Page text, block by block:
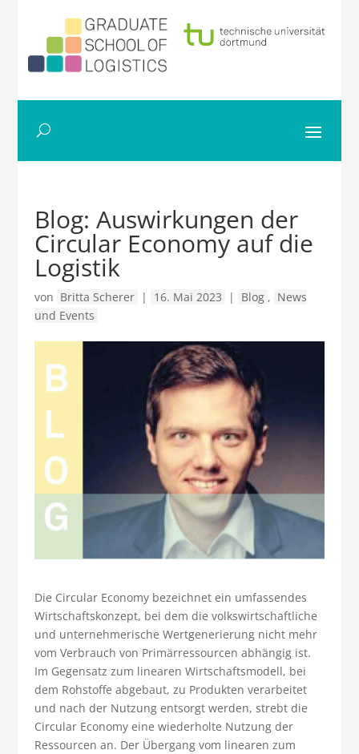
Blog: Auswirkungen der
Circular Economy auf die
Logistik
von Britta Scherer | 16. Mai 2023 | Blog , News
und Events
Die Circular Economy bezeichnet ein umfassendes
Wirtschaftskonzept, bei dem die volkswirtschaftliche
und unternehmerische Wertgenerierung nicht mehr
vom Verbrauch von Primärressourcen abhängig ist.
Im Gegensatz zum linearen Wirtschaftsmodell, bei
dem Rohstoffe abgebaut, zu Produkten verarbeitet
und nach der Nutzung entsorgt werden, strebt die
Circular Economy eine wiederholte Nutzung der
Ressourcen an. Der Übergang vom linearen zum